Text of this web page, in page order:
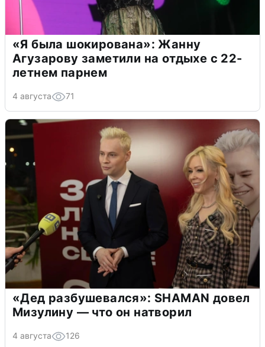
«Я была шокирована»: Жанну
Агузарову заметили на отдыхе с 22-
летнем парнем
4 августа 71
«Дед разбушевался»: SHAMAN довел
Мизулину — что он натворил
4 августа 126